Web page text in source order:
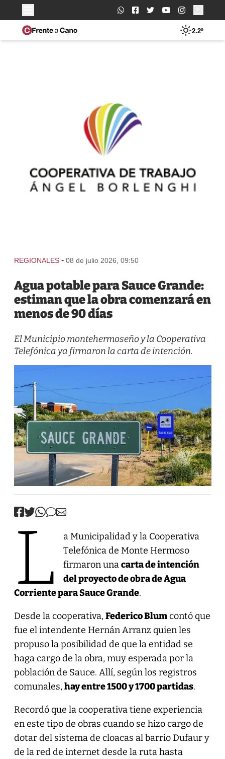
Buscar:
2.2º
REGIONALES - 08 de julio 2026, 09:50
Agua potable para Sauce Grande:
estiman que la obra comenzará en
menos de 90 días
El Municipio montehermoseño y la Cooperativa
Telefónica ya firmaron la carta de intención.
L
a Municipalidad y la Cooperativa
Telefónica de Monte Hermoso
firmaron unacarta de intención
del proyecto de obra de Agua
Corriente para Sauce Grande.
Desde la cooperativa,Federico Blumcontó que
fue el intendente Hernán Arranz quien les
propuso la posibilidad de que la entidad se
haga cargo de la obra, muy esperada por la
población de Sauce. Allí, según los registros
comunales,hay entre 1500 y 1700 partidas.
Recordó que la cooperativa tiene experiencia
en este tipo de obras cuando se hizo cargo de
dotar del sistema de cloacas al barrio Dufaur y
de la red de internet desde la ruta hasta